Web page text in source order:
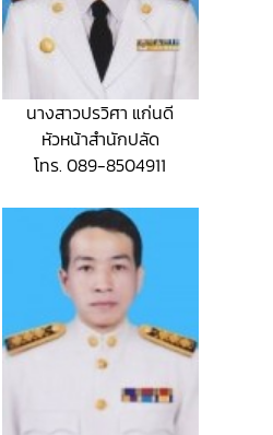
นางสาวปรวิศา แก่นดี
หัวหน้าสำนักปลัด
โทร. 089-8504911